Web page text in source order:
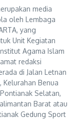
media
oleh Lembaga
yang
Unit Kegiatan
Agama Islam
redaksi
di Jalan Letnan
Kelurahan Benua
Selatan,
Barat atau
Gedung Sport